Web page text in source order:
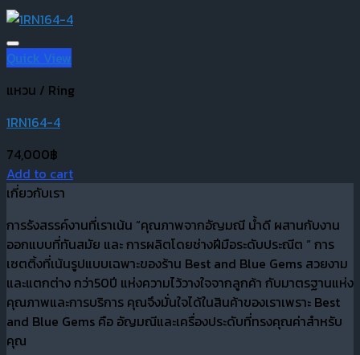
Quick View
แหวน / Ring
1RN164-4
74,000฿
Add to cart
เกี่ยวกับเรา
การรังสรรค์งานที่เราเน้น “คุณภาพจากอัญมณี น้ำดี ผสานกับงาน
ออกแบบที่ทันสมัย และ การผลิตโดยช่างฝีมือระดับประณีต “ การ
เซตติ้งที่เน้นรูปแบบเฉพาะของร้าน Best and Blue Gems สวยงาม
และแตกต่าง กว่า50ปี แห่งความไว้วางใจจากลูกค้า กับมาตรฐานแห่ง
คุณภาพและการบริการ คุณจึงมั่นใจได้ในสินค้าของเราเพราะ Best
and Blue Gems คือ อัญมณีและเครื่องประดับที่ทรงคุณค่าสำหรับ
คุณ